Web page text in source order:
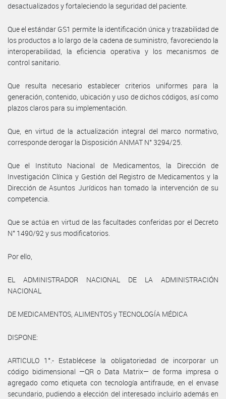
desactualizados y fortaleciendo la seguridad del paciente.
Que el estándar GS1 permite la identificación única y trazabilidad de
los productos a lo largo de la cadena de suministro, favoreciendo la
interoperabilidad, la eficiencia operativa y los mecanismos de
control sanitario.
Que resulta necesario establecer criterios uniformes para la
generación, contenido, ubicación y uso de dichos códigos, así como
plazos claros para su implementación.
Que, en virtud de la actualización integral del marco normativo,
corresponde derogar la Disposición ANMAT N° 3294/25.
Que el Instituto Nacional de Medicamentos, la Dirección de
Investigación Clínica y Gestión del Registro de Medicamentos y la
Dirección de Asuntos Jurídicos han tomado la intervención de su
competencia.
Que se actúa en virtud de las facultades conferidas por el Decreto
N° 1490/92 y sus modificatorios.
Por ello,
EL ADMINISTRADOR NACIONAL DE LA ADMINISTRACIÓN
NACIONAL
DE MEDICAMENTOS, ALIMENTOS y TECNOLOGÍA MÉDICA
DISPONE:
ARTICULO 1°.- Establécese la obligatoriedad de incorporar un
código bidimensional —QR o Data Matrix— de forma impresa o
agregado como etiqueta con tecnología antifraude, en el envase
secundario, pudiendo a elección del interesado incluirlo además en